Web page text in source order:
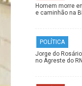
Homem morre
e caminhão na
POLÍTICA
Jorge do
no Agreste do RN